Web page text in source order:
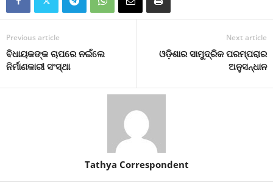
Previous article
ବିଧାୟକଙ୍କ ଚାପରେ ନଇଁଲେ
ନିର୍ମାଣକାରୀ ସଂସ୍ଥା
Next article
ଓଡ଼ିଶାର ସାମୁଦ୍ରିକ ପରମ୍ପରାର
ଅନୁସନ୍ଧାନ
Tathya Correspondent